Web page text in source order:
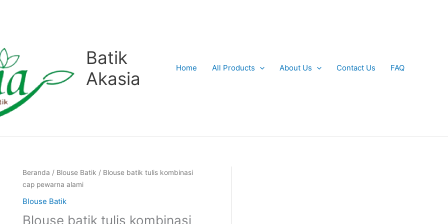
Batik
Akasia
Home All Products About Us Contact Us FAQ
Beranda / Blouse Batik / Blouse batik tulis kombinasi
cap pewarna alami
Blouse Batik
Blouse batik tulis kombinasi